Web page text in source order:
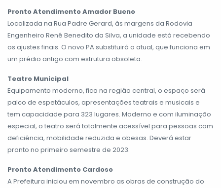
Pronto Atendimento Amador Bueno
Localizada na Rua Padre Gerard, às margens da Rodovia
Engenheiro Renê Benedito da Silva, a unidade está recebendo
os ajustes finais. O novo PA substituirá o atual, que funciona em
um prédio antigo com estrutura obsoleta.
Teatro Municipal
Equipamento moderno, fica na região central, o espaço será
palco de espetáculos, apresentações teatrais e musicais e
tem capacidade para 323 lugares. Moderno e com iluminação
especial, o teatro será totalmente acessível para pessoas com
deficiência, mobilidade reduzida e obesas. Deverá estar
pronto no primeiro semestre de 2023.
Pronto Atendimento Cardoso
A Prefeitura iniciou em novembro as obras de construção do